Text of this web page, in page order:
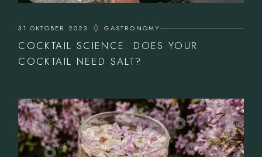
31 OKTOBER 2023 GASTRONOMY
COCKTAIL SCIENCE: DOES YOUR
COCKTAIL NEED SALT?